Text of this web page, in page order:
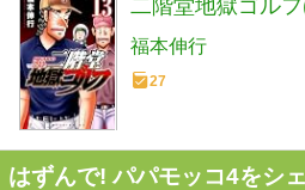
二階堂地獄ゴル
福本伸行
27
はずんで! パパモッコ4をシ